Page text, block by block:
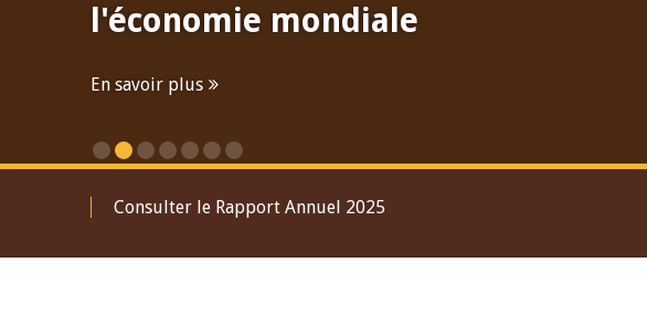
l'économie mondiale
En savoir plus
Consulter le Rapport Annuel 2025